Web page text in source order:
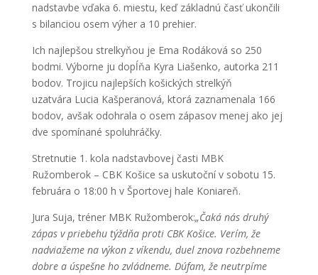
nadstavbe vďaka 6. miestu, keď základnú časť ukončili
s bilanciou osem výher a 10 prehier.
Ich najlepšou strelkyňou je Ema Rodáková so 250
bodmi. Výborne ju dopĺňa Kyra Liašenko, autorka 211
bodov. Trojicu najlepších košických strelkýň
uzatvára Lucia Kašperanová, ktorá zaznamenala 166
bodov, avšak odohrala o osem zápasov menej ako jej
dve spomínané spoluhráčky.
Stretnutie 1. kola nadstavbovej časti MBK
Ružomberok – CBK Košice sa uskutoční v sobotu 15.
februára o 18:00 h v Športovej hale Koniareň.
Jura Suja, tréner MBK Ružomberok:„Čaká nás druhý
zápas v priebehu týždňa proti CBK Košice. Verím, že
nadviažeme na výkon z víkendu, duel znova rozbehneme
dobre a úspešne ho zvládneme. Dúfam, že neutrpíme